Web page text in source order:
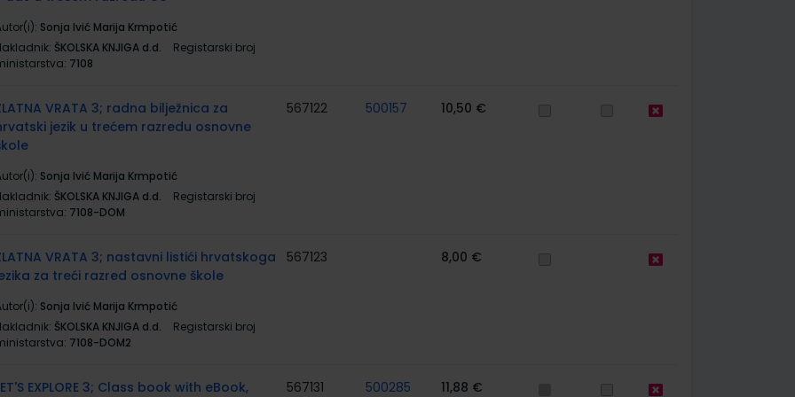
Sonja Ivić Marija Krmpotić
ŠKOLSKA KNJIGA d.d.
Registarski broj
7108
VRATA 3; radna bilježnica za
jezik u trećem razredu osnovne
Sonja Ivić Marija Krmpotić
ŠKOLSKA KNJIGA d.d.
Registarski broj
7108-DOM
567122 500157 10,50 €
VRATA 3; nastavni listići hrvatskoga
za treći razred osnovne škole
Sonja Ivić Marija Krmpotić
ŠKOLSKA KNJIGA d.d.
Registarski broj
7108-DOM2
567123 8,00 €
EXPLORE 3; Class book with eBook,
567131 500285 11,88 €